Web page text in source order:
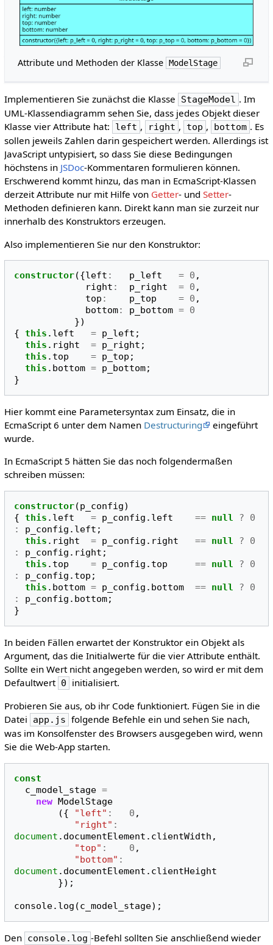
Attribute und Methoden der Klasse ModelStage
Implementieren Sie zunächst die Klasse StageModel . Im
UML-Klassendiagramm sehen Sie, dass jedes Objekt dieser
Klasse vier Attribute hat:
left , right , top , bottom . Es
sollen jeweils Zahlen darin gespeichert werden. Allerdings ist
JavaScript untypisiert, so dass Sie diese Bedingungen
höchstens in JSDoc-Kommentaren formulieren können.
Erschwerend kommt hinzu, das man in EcmaScript-Klassen
derzeit Attribute nur mit Hilfe von Getter- und Setter-
Methoden definieren kann. Direkt kann man sie zurzeit nur
innerhalb des Konstruktors erzeugen.
Also implementieren Sie nur den Konstruktor:
constructor({left : p_left = 0 ,
right : p_right = 0 ,
top : p_top = 0 ,
bottom: p_bottom = 0
})
{ this . left = p_left ;
this . right = p_right ;
this . top = p_top ;
this . bottom = p_bottom;
}
Hier kommt eine Parametersyntax zum Einsatz, die in
EcmaScript 6 unter dem Namen Destructuring
eingeführt
wurde.
In EcmaScript 5 hätten Sie das noch folgendermaßen
schreiben müssen:
constructor(p_config)
{ this . left = p_config . left == null ?
0
:
p_config . left ;
this . right = p_config . right == null ?
0
:
p_config . right ;
this . top = p_config . top == null ?
0
:
p_config . top ;
this . bottom = p_config . bottom == null ?
0
:
p_config . bottom;
}
In beiden Fällen erwartet der Konstruktor ein Objekt als
Argument, das die Initialwerte für die vier Attribute enthält.
Sollte ein Wert nicht angegeben werden, so wird er mit dem
Defaultwert 0
initialisiert.
Probieren Sie aus, ob ihr Code funktioniert. Fügen Sie in die
Datei
app.js folgende Befehle ein und sehen Sie nach,
was im Konsolfenster des Browsers ausgegeben wird, wenn
Sie die Web-App starten.
const
c_model_stage =
new ModelStage
({
"left" : 0 ,
"right" :
document . documentElement . clientWidth ,
"top" : 0 ,
"bottom" :
document . documentElement . clientHeight
});
console. log (c_model_stage);
Den console.log -Befehl sollten Sie anschließend wieder